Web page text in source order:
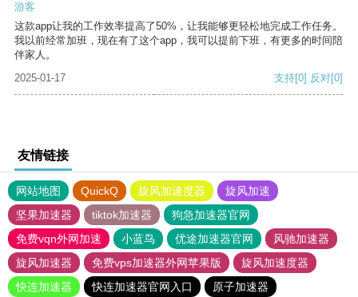
游客
这款app让我的工作效率提高了50%，让我能够更轻松地完成工作任务。
我以前经常加班，现在有了这个app，我可以提前下班，有更多的时间陪
伴家人。
2025-01-17
支持[0] 反对[0]
友情链接
网站地图 QuickQ 旋风加速度器
旋风加速
坚果加速器
tiktok加速器
狗急加速器官网
免费vqn外网加速
小蓝鸟 优途加速器官网
风驰加速器
旋风加速器
免费vps加速器外网苹果版
旋风加速度器
快连加速器
快连加速器官网入口
原子加速器